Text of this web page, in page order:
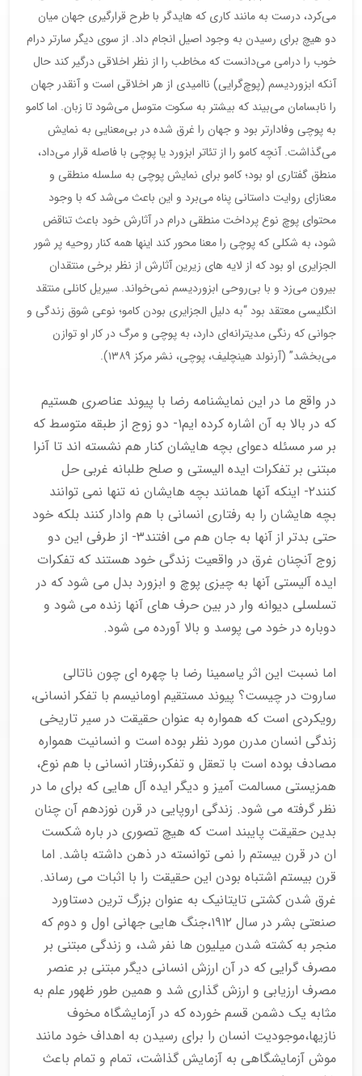
می‌کرد، درست به مانند کاری که هایدگر با طرح قرارگیری جهان میان
دو هیچ برای رسیدن به وجود اصیل انجام داد. از سوی دیگر سارتر درام
خوب را درامی می‌دانست که مخاطب را از نظر اخلاقی درگیر کند حال
آنکه ابزوردیسم (پوچ‌گرایی) ناامیدی از هر اخلاقی است و آنقدر جهان
را نابسامان می‌بیند که بیشتر به سکوت متوسل می‌شود تا زبان. اما کامو
به پوچی وفادارتر بود و جهان را غرق شده در بی‌‌معنایی به نمایش
می‌گذاشت. آنچه کامو را از تئاتر ابزورد یا پوچی با فاصله قرار می‌داد،
منطق گفتاری او بود؛ کامو برای نمایش پوچی به سلسله منطقی و
معنازای روایت داستانی پناه می‌برد و این باعث می‌شد که با وجود
محتوای پوچ نوع پرداخت منطقی درام در آثارش خود باعث تناقض
شود، به شکلی که پوچی را معنا محور کند اینها همه کنار روحیه پر شور
الجزایری او بود که از لایه های زیرین آثارش از نظر برخی منتقدان
بیرون می‌زد و با بی‌روحی ابزوردیسم نمی‌خواند. سیریل کانلی منتقد
انگلیسی معتقد بود “به دلیل الجزایری بودن کامو؛ نوعی شوق زندگی و
جوانی که رنگی مدیترانه‌‌ای دارد، به پوچی و مرگ در کار او توازن
می‌بخشد” (آرنولد هینچلیف، پوچی، نشر مرکز ۱۳۸۹).
در واقع ما در این نمایشنامه رضا با پیوند عناصری هستیم
که در بالا به آن اشاره کرده ایم۱- دو زوج از طبقه متوسط که
بر سر مسئله دعوای بچه هایشان کنار هم نشسته اند تا آنرا
مبتنی بر تفکرات ایده الیستی و صلح طلبانه غربی حل
کنند۲- اینکه آنها همانند بچه هایشان نه تنها نمی توانند
بچه هایشان را به رفتاری انسانی با هم وادار کنند بلکه خود
حتی بدتر از آنها به جان هم می افتند۳- از طرفی این دو
زوج آنچنان غرق در واقعیت زندگی خود هستند که تفکرات
ایده آلیستی آنها به چیزی پوچ و ابزورد بدل می شود که در
تسلسلی دیوانه وار در بین حرف های آنها زنده می شود و
دوباره در خود می پوسد و بالا آورده می شود.
اما نسبت این اثر یاسمینا رضا با چهره ای چون ناتالی
ساروت در چیست؟ پیوند مستقیم اومانیسم با تفکر انسانی،
رویکردی است که همواره به عنوان حقیقت در سیر تاریخی
زندگی انسان مدرن مورد نظر بوده است و انسانیت همواره
مصادف بوده است با تعقل و تفکر،رفتار انسانی با هم نوع،
همزیستی مسالمت آمیز و دیگر ایده آل هایی که برای ما در
نظر گرفته می شود. زندگی اروپایی در قرن نوزدهم آن چنان
بدین حقیقت پایبند است که هیچ تصوری در باره شکست
ان در قرن بیستم را نمی توانسته در ذهن داشته باشد. اما
قرن بیستم اشتباه بودن این حقیقت را با اثبات می رساند.
غرق شدن کشتی تایتانیک به عنوان بزرگ ترین دستاورد
صنعتی بشر در سال ۱۹۱۲،جنگ هایی جهانی اول و دوم که
منجر به کشته شدن میلیون ها نفر شد، و زندگی مبتنی بر
مصرف گرایی که در آن ارزش انسانی دیگر مبتنی بر عنصر
مصرف ارزیابی و ارزش گذاری شد و همین طور ظهور علم به
مثابه یک دشمن قسم خورده که در آزمایشگاه مخوف
نازیها،موجودیت انسان را برای رسیدن به اهداف خود مانند
موش آزمایشگاهی به آزمایش گذاشت، تمام و تمام باعث